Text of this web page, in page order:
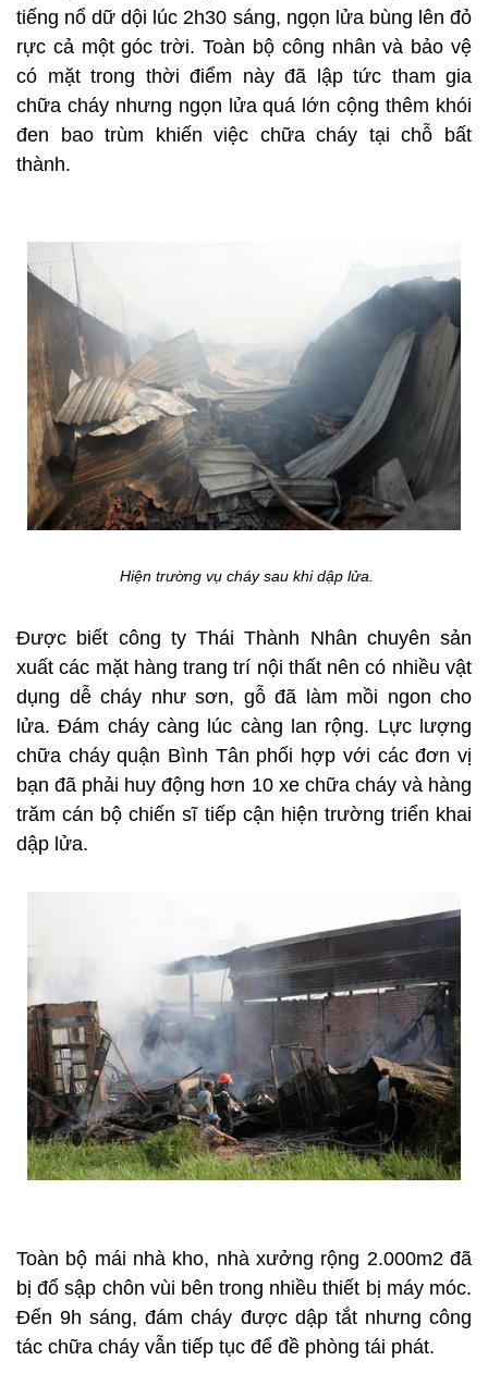
tiếng nổ dữ dội lúc 2h30 sáng, ngọn lửa bùng lên đỏ
rực cả một góc trời. Toàn bộ công nhân và bảo vệ
có mặt trong thời điểm này đã lập tức tham gia
chữa cháy nhưng ngọn lửa quá lớn cộng thêm khói
đen bao trùm khiến việc chữa cháy tại chỗ bất
thành.
Hiện trường vụ cháy sau khi dập lửa.
Được biết công ty Thái Thành Nhân chuyên sản
xuất các mặt hàng trang trí nội thất nên có nhiều vật
dụng dễ cháy như sơn, gỗ đã làm mồi ngon cho
lửa. Đám cháy càng lúc càng lan rộng. Lực lượng
chữa cháy quận Bình Tân phối hợp với các đơn vị
bạn đã phải huy động hơn 10 xe chữa cháy và hàng
trăm cán bộ chiến sĩ tiếp cận hiện trường triển khai
dập lửa.
Toàn bộ mái nhà kho, nhà xưởng rộng 2.000m2 đã
bị đổ sập chôn vùi bên trong nhiều thiết bị máy móc.
Đến 9h sáng, đám cháy được dập tắt nhưng công
tác chữa cháy vẫn tiếp tục để đề phòng tái phát.